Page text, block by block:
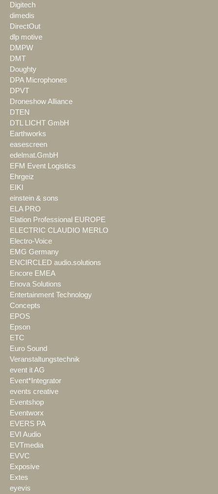
Digitech
dimedis
DirectOut
dlp motive
DMPW
DMT
Doughty
DPA Microphones
DPVT
Droneshow Alliance
DTEN
DTL LICHT GmbH
Earthworks
easescreen
edelmat.GmbH
EFM Event Logistics
Ehrgeiz
EIKI
einstein & sons
ELA PRO
Elation Professional EUROPE
ELECTRIC CLAUDIO MERLO
Electro-Voice
EMG Germany
ENCIRCLED audio.solutions
Encore EMEA
Enova Solutions
Entertainment Technology
Concepts
EPOS
Epson
ETC
Euro Sound
Veranstaltungstechnik
event it AG
Event*Integrator
events creative
Eventshop
Eventworx
EVERS PA
EVI Audio
EVTmedia
EVVC
Exposive
Extes
eyevis